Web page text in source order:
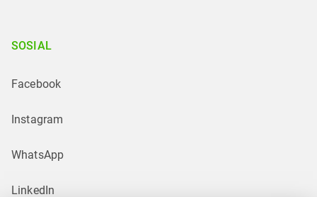
SOSIAL
Facebook
Instagram
WhatsApp
LinkedIn